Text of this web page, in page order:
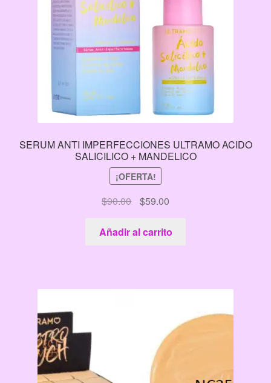
SERUM ANTI IMPERFECCIONES ULTRAMO ACIDO
SALICILICO + MANDELICO
¡OFERTA!
$90.00
El
precio
original
era:
$59.00El
precio
actual
es:
Añadir al carrito